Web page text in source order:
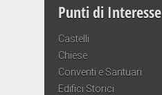
Punti di Interesse
Castelli
Chiese
Conventi e Santuari
Edifici Storici